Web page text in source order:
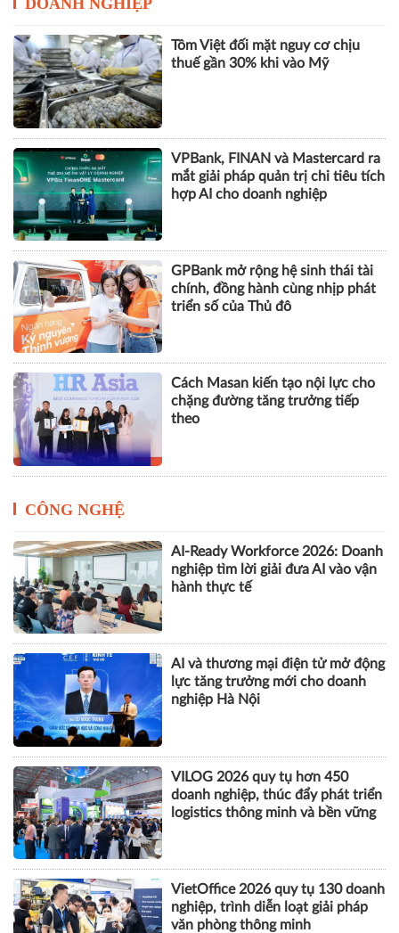
DOANH NGHIỆP
Tôm Việt đối mặt nguy cơ chịu
thuế gần 30% khi vào Mỹ
VPBank, FINAN và Mastercard ra
mắt giải pháp quản trị chi tiêu tích
hợp AI cho doanh nghiệp
GPBank mở rộng hệ sinh thái tài
chính, đồng hành cùng nhịp phát
triển số của Thủ đô
Cách Masan kiến tạo nội lực cho
chặng đường tăng trưởng tiếp
theo
CÔNG NGHỆ
AI-Ready Workforce 2026: Doanh
nghiệp tìm lời giải đưa AI vào vận
hành thực tế
AI và thương mại điện tử mở động
lực tăng trưởng mới cho doanh
nghiệp Hà Nội
VILOG 2026 quy tụ hơn 450
doanh nghiệp, thúc đẩy phát triển
logistics thông minh và bền vững
VietOffice 2026 quy tụ 130 doanh
nghiệp, trình diễn loạt giải pháp
văn phòng thông minh